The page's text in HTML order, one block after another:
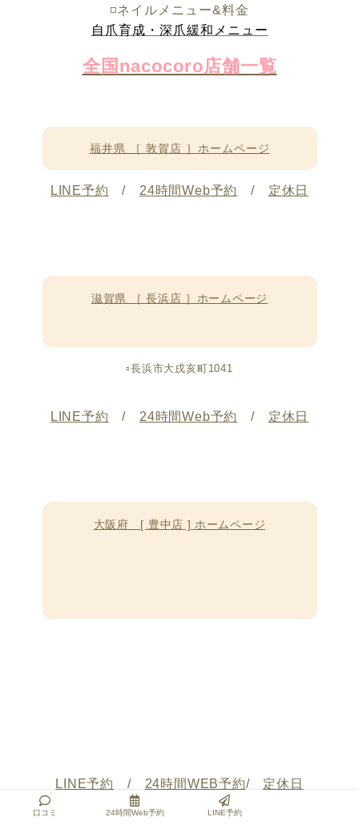
◽️ネイルメニュー&料金
自爪育成・深爪緩和メニュー
全国nacocoro店舗一覧
福井県 ［ 敦賀店 ］ホームページ
LINE予約 /24時間Web予約 / 定休日
滋賀県 ［ 長浜店 ］ホームページ
▫️長浜市大戌亥町1041
LINE予約 /24時間Web予約 / 定休日
大阪府 [ 豊中店 ] ホームページ
LINE予約 / 24時間WEB予約/ 定休日
口コミ 24時間Web予約 LINE予約